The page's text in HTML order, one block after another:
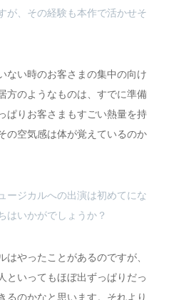
が、その経験も本作で活かせそ
ない時のお客さまの集中の向け
方のようなものは、すでに準備
ぱりお客さまもすごい熱量を持
の空気感は体が覚えているのか
ジカルへの出演は初めてにな
はいかがでしょうか？
やったことがあるのですが、
といってもほぼ出ずっぱりだっ
るのかなと思います。それより